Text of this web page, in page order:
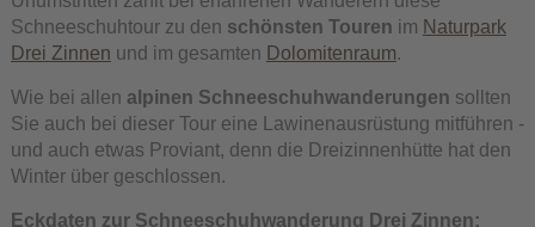
Schneeschuhtour zu den schönsten Touren im Naturpark
Drei Zinnen und im gesamten Dolomitenraum.
Wie bei allen alpinen Schneeschuhwanderungen sollten
Sie auch bei dieser Tour eine Lawinenausrüstung mitführen -
und auch etwas Proviant, denn die Dreizinnenhütte hat den
Winter über geschlossen.
Eckdaten zur Schneeschuhwanderung Drei Zinnen: